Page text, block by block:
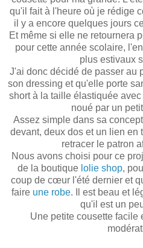
qu'il fait à l'heure où je rédige
il y a encore quelques jours
Et même si elle ne retournera
pour cette année scolaire,
plus estivaux
J'ai donc décidé de passer au
son dressing et qu'elle porte
short à la taille élastiquée
noué par un
Assez simple dans sa
devant, deux dos et un lien en
retracer le patron
Nous avons choisi pour ce
de la boutique lolie shop,
coup de cœur l'été dernier et
faire une robe. Il est beau et
qu'il est un
Une petite cousette facile